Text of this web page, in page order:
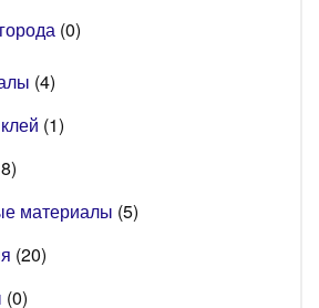
(0)
(4)
(1)
материалы (5)
(20)
(0)